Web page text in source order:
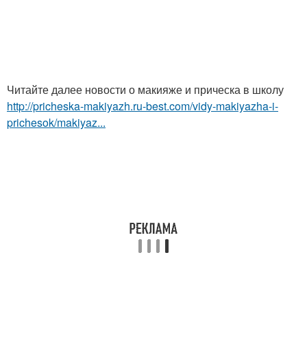
Читайте далее новости о макияже и прическа в школу
http://pricheska-makiyazh.ru-best.com/vidy-makiyazha-i-
prichesok/makiyaz...